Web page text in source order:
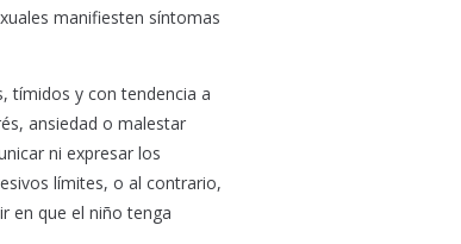
manifiesten síntomas
tímidos y con tendencia a
ansiedad o malestar
ni expresar los
límites, o al contrario,
en que el niño tenga